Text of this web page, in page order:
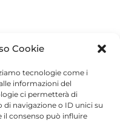
Cookie
tecnologie come i
informazioni del
ci permetterà di
navigazione o ID unici su
il consenso può influire